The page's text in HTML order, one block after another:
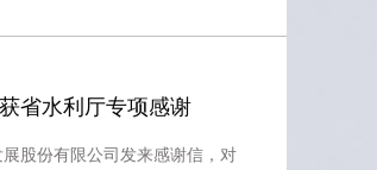
省水利厅专项感谢
股份有限公司发来感谢信，对